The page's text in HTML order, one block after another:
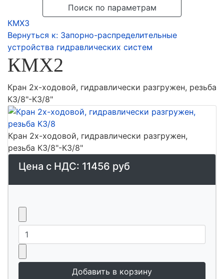
Поиск по параметрам
КМХ3
Вернуться к: Запорно-распределительные
устройства гидравлических систем
КМХ2
Кран 2х-ходовой, гидравлически разгружен, резьба
К3/8"-К3/8"
Кран 2х-ходовой, гидравлически разгружен,
резьба К3/8"-К3/8"
Цена с НДС: 11456 руб